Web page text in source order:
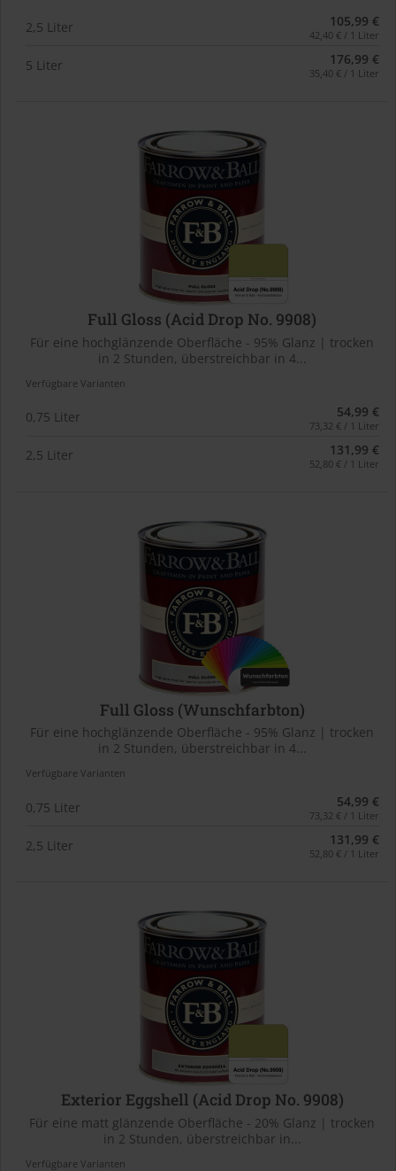
2,5 Liter 105,99 €
42,40 € / 1 Liter
5 Liter 176,99 €
35,40 € / 1 Liter
Full Gloss (Acid Drop No. 9908)
Für eine hochglänzende Oberfläche - 95% Glanz | trocken
in 2 Stunden, überstreichbar in 4...
Verfügbare Varianten
0,75 Liter 54,99 €
73,32 € / 1 Liter
2,5 Liter 131,99 €
52,80 € / 1 Liter
Full Gloss (Wunschfarbton)
Für eine hochglänzende Oberfläche - 95% Glanz | trocken
in 2 Stunden, überstreichbar in 4...
Verfügbare Varianten
0,75 Liter 54,99 €
73,32 € / 1 Liter
2,5 Liter 131,99 €
52,80 € / 1 Liter
Exterior Eggshell (Acid Drop No. 9908)
Für eine matt glänzende Oberfläche - 20% Glanz | trocken
in 2 Stunden, überstreichbar in...
Verfügbare Varianten